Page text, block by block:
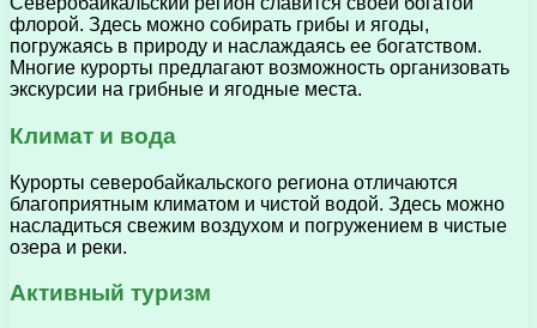
флорой. Здесь можно собирать грибы и ягоды,
погружаясь в природу и наслаждаясь ее богатством.
Многие курорты предлагают возможность организовать
экскурсии на грибные и ягодные места.
Климат и вода
Курорты северобайкальского региона отличаются
благоприятным климатом и чистой водой. Здесь можно
насладиться свежим воздухом и погружением в чистые
озера и реки.
Активный туризм